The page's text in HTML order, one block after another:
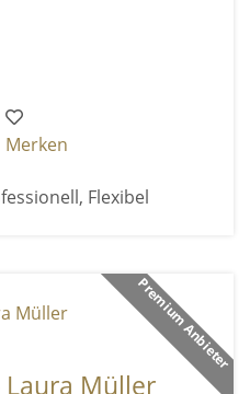
Merken
Flexibel
Premium Anbieter
Müller